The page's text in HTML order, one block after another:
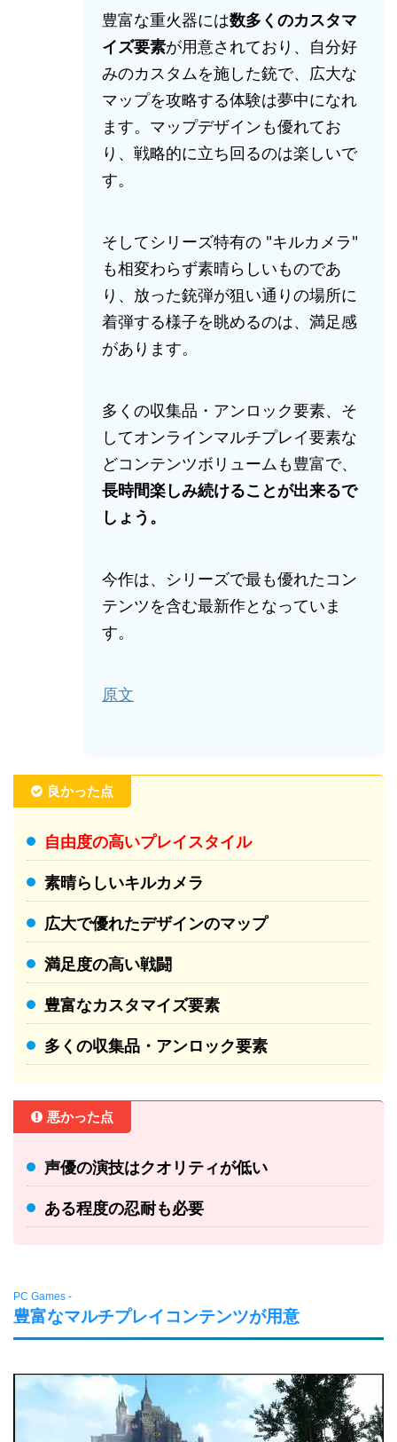
豊富な重火器には数多くのカスタマ
イズ要素が用意されており、自分好
みのカスタムを施した銃で、広大な
マップを攻略する体験は夢中になれ
ます。マップデザインも優れてお
り、戦略的に立ち回るのは楽しいで
す。
そしてシリーズ特有の "キルカメラ"
も相変わらず素晴らしいものであ
り、放った銃弾が狙い通りの場所に
着弾する様子を眺めるのは、満足感
があります。
多くの収集品・アンロック要素、そ
してオンラインマルチプレイ要素な
どコンテンツボリュームも豊富で、
長時間楽しみ続けることが出来るで
しょう。
今作は、シリーズで最も優れたコン
テンツを含む最新作となっていま
す。
原文
良かった点
自由度の高いプレイスタイル
素晴らしいキルカメラ
広大で優れたデザインのマップ
満足度の高い戦闘
豊富なカスタマイズ要素
多くの収集品・アンロック要素
悪かった点
声優の演技はクオリティが低い
ある程度の忍耐も必要
PC Games -
豊富なマルチプレイコンテンツが用意